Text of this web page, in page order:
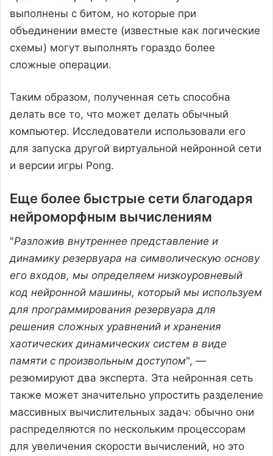
выполнены с битом, но которые при
объединении вместе (известные как логические
схемы) могут выполнять гораздо более
сложные операции.
Таким образом, полученная сеть способна
делать все то, что может делать обычный
компьютер. Исследователи использовали его
для запуска другой виртуальной нейронной сети
и версии игры Pong.
Еще более быстрые сети благодаря
нейроморфным вычислениям
"Разложив внутреннее представление и
динамику резервуара на символическую основу
его входов, мы определяем низкоуровневый
код нейронной машины, который мы используем
для программирования резервуара для
решения сложных уравнений и хранения
хаотических динамических систем в виде
памяти с произвольным доступом", —
резюмируют два эксперта. Эта нейронная сеть
также может значительно упростить разделение
массивных вычислительных задач: обычно они
распределяются по нескольким процессорам
для увеличения скорости вычислений, но это